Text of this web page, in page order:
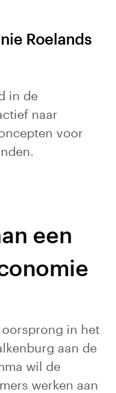
Roelands
in de
naar
voor
een
in het
aan de
wil de
werken aan